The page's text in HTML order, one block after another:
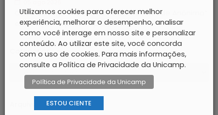
Casa do Lago exibe “São Paulo, Sociedade Anônima”
em edição especial após 60 anos
Categorias
Utilizamos cookies para oferecer melhor
experiência, melhorar o desempenho, analisar
como você interage em nosso site e personalizar
conteúdo. Ao utilizar este site, você concorda
com o uso de cookies. Para mais informações,
consulte a Política de Privacidade da Unicamp.
Política de Privacidade da Unicamp
ESTOU CIENTE